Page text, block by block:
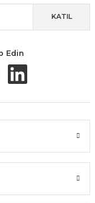
Kolay İade & Değişim
KATIL
Edin